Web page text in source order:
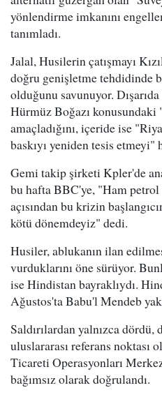
yönlendirme imkanını
tanımladı.
Jalal, Husilerin çatışmayı
doğru genişletme tehdidinde
olduğunu savunuyor.
Hürmüz Boğazı konusundaki
amaçladığını, içeride ise
baskıyı yeniden tesis
Gemi takip şirketi Kpler'de
bu hafta BBC'ye, "Ham
açısından bu krizin
kötü dönemdeyiz" dedi.
Husiler, ablukanın ilan
vurduklarını öne sürüyor.
ise Hindistan bayraklıydı.
Ağustos'ta Babu'l Mendeb
Saldırılardan yalnızca
uluslararası referans
Ticareti Operasyonları
bağımsız olarak doğrulandı.